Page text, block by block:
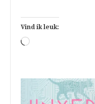
Vind ik leuk:
Aan